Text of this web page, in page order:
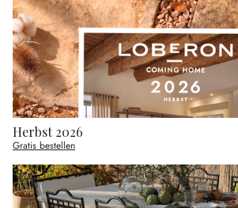
Herbst 2026
Gratis bestellen